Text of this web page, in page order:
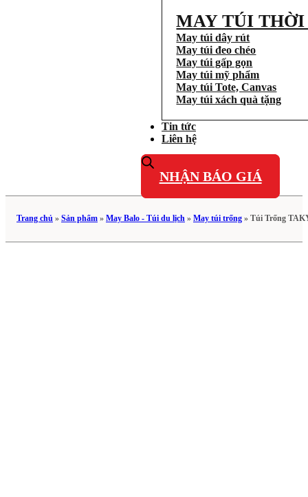
MAY TÚI
May túi dây rút
May túi đeo chéo
May túi gấp gọn
May túi mỹ phẩm
May túi Tote, Canvas
May túi xách quà tặng
Tin tức
Liên hệ
NHẬN BÁO GIÁ
Trang chủ » Sản phẩm » May Balo - Túi du lịch » May túi trống » Túi Trống